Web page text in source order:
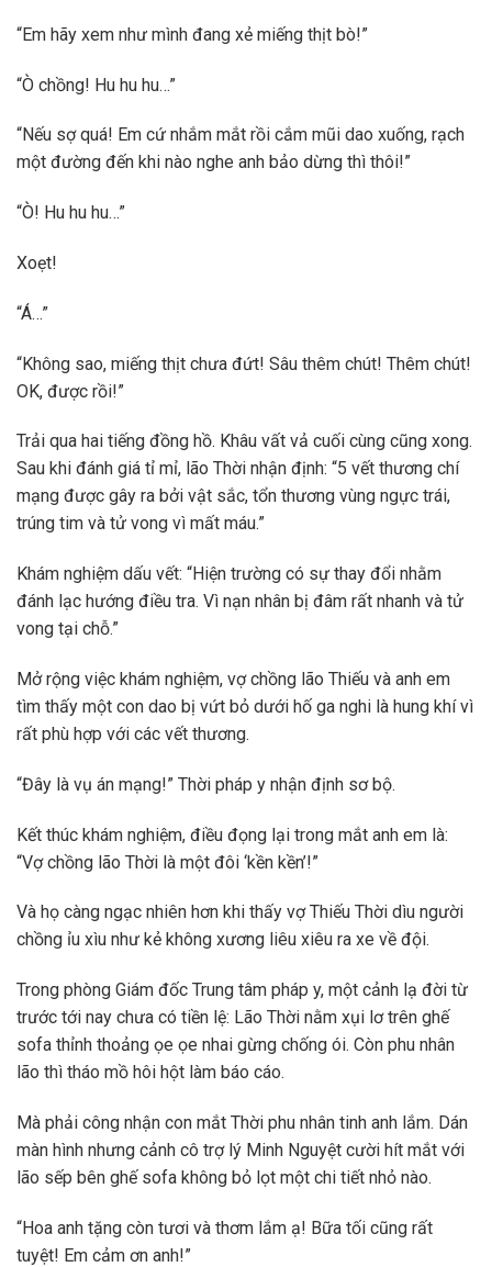
“Em hãy xem như mình đang xẻ miếng thịt bò!”
“Ò chồng! Hu hu hu…”
“Nếu sợ quá! Em cứ nhắm mắt rồi cắm mũi dao xuống, rạch
một đường đến khi nào nghe anh bảo dừng thì thôi!”
“Ò! Hu hu hu…”
Xoẹt!
“Á…”
“Không sao, miếng thịt chưa đứt! Sâu thêm chút! Thêm chút!
OK, được rồi!”
Trải qua hai tiếng đồng hồ. Khâu vất vả cuối cùng cũng xong.
Sau khi đánh giá tỉ mỉ, lão Thời nhận định: “5 vết thương chí
mạng được gây ra bởi vật sắc, tổn thương vùng ngực trái,
trúng tim và tử vong vì mất máu.”
Khám nghiệm dấu vết: “Hiện trường có sự thay đổi nhằm
đánh lạc hướng điều tra. Vì nạn nhân bị đâm rất nhanh và tử
vong tại chỗ.”
Mở rộng việc khám nghiệm, vợ chồng lão Thiếu và anh em
tìm thấy một con dao bị vứt bỏ dưới hố ga nghi là hung khí vì
rất phù hợp với các vết thương.
“Đây là vụ án mạng!” Thời pháp y nhận định sơ bộ.
Kết thúc khám nghiệm, điều đọng lại trong mắt anh em là:
“Vợ chồng lão Thời là một đôi ‘kền kền’!”
Và họ càng ngạc nhiên hơn khi thấy vợ Thiếu Thời dìu người
chồng ỉu xìu như kẻ không xương liêu xiêu ra xe về đội.
Trong phòng Giám đốc Trung tâm pháp y, một cảnh lạ đời từ
trước tới nay chưa có tiền lệ: Lão Thời nằm xụi lơ trên ghế
sofa thỉnh thoảng ọe ọe nhai gừng chống ói. Còn phu nhân
lão thì tháo mồ hôi hột làm báo cáo.
Mà phải công nhận con mắt Thời phu nhân tinh anh lắm. Dán
màn hình nhưng cảnh cô trợ lý Minh Nguyệt cười hít mắt với
lão sếp bên ghế sofa không bỏ lọt một chi tiết nhỏ nào.
“Hoa anh tặng còn tươi và thơm lắm ạ! Bữa tối cũng rất
tuyệt! Em cảm ơn anh!”